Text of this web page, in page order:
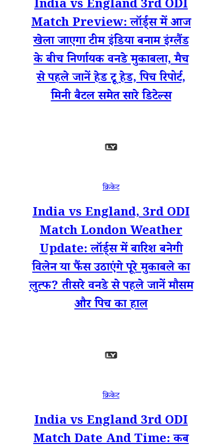
India vs England 3rd ODI
Match Preview: लॉर्ड्स में आज
खेला जाएगा टीम इंडिया बनाम इंग्लैंड
के बीच निर्णायक वनडे मुकाबला, मैच
से पहले जानें हेड टू हेड, पिच रिपोर्ट,
मिनी बैटल समेत सारे डिटेल्स
क्रिकेट
India vs England, 3rd ODI
Match London Weather
Update: लॉर्ड्स में बारिश बनेगी
विलेन या फैंस उठाएंगे पूरे मुकाबले का
लुत्फ? तीसरे वनडे से पहले जानें मौसम
और पिच का हाल
क्रिकेट
India vs England 3rd ODI
Match Date And Time: कब